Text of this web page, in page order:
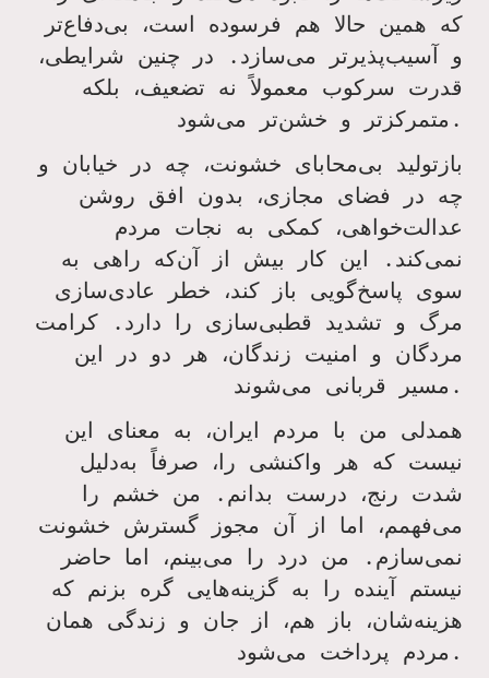
که همین حالا هم فرسوده است، بی‌دفاع‌تر
و آسیب‌پذیرتر می‌سازد. در چنین شرایطی،
قدرت سرکوب معمولاً نه تضعیف، بلکه
متمرکزتر و خشن‌تر می‌شود .
بازتولید بی‌محابای خشونت، چه در خیابان و
چه در فضای مجازی، بدون افق روشن
عدالت‌خواهی، کمکی به نجات مردم
نمی‌کند. این کار بیش از آن‌که راهی به
سوی پاسخ‌گویی باز کند، خطر عادی‌سازی
مرگ و تشدید قطبی‌سازی را دارد. کرامت
مردگان و امنیت زندگان، هر دو در این
مسیر قربانی می‌شوند .
همدلی من با مردم ایران، به معنای این
نیست که هر واکنشی را، صرفاً به‌دلیل
شدت رنج، درست بدانم. من خشم را
می‌فهمم، اما از آن مجوز گسترش خشونت
نمی‌سازم. من درد را می‌بینم، اما حاضر
نیستم آینده را به گزینه‌هایی گره بزنم که
هزینه‌شان، باز هم، از جان و زندگی همان
مردم پرداخت می‌شود .